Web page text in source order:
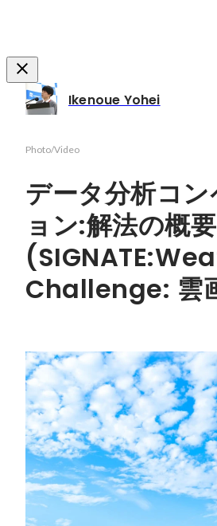
Ikenoue Yohei
Photo/Video
データ分析コ
ョン:解法の概要
Challenge: 雲